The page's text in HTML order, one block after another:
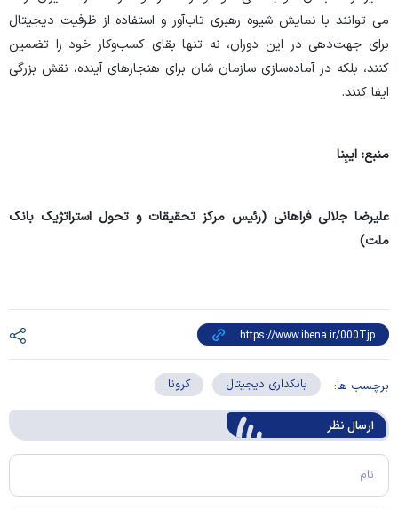
می­ توانند با نمایش شیوه رهبری تاب‌آور و استفاده از ظرفیت دیجیتال
برای جهت‌دهی در این دوران، نه تنها بقای کسب‌وکار خود را تضمین
کنند، بلکه در آماده‌سازی سازمان ­شان برای هنجارهای آینده، نقش بزرگی
ایفا کنند.
منبع: ایبِنا
علیرضا جلالی فراهانی (رئیس مرکز تحقیقات و تحول استراتژیک بانک
ملت)
برچسب ها: بانکداری دیجیتال کرونا
ارسال‌ نظر